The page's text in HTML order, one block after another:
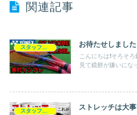
関連記事
お待たせしました
こんにちは❗️そろそ
見て鏡餅が嫌いにな
ストレッチは大事